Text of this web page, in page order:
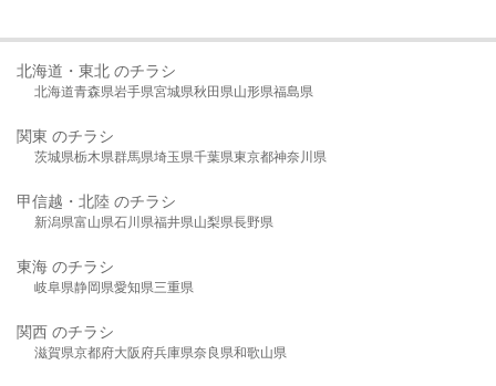
北海道・東北 のチラシ
北海道青森県岩手県宮城県秋田県山形県福島県
関東 のチラシ
茨城県栃木県群馬県埼玉県千葉県東京都神奈川県
甲信越・北陸 のチラシ
新潟県富山県石川県福井県山梨県長野県
東海 のチラシ
岐阜県静岡県愛知県三重県
関西 のチラシ
滋賀県京都府大阪府兵庫県奈良県和歌山県